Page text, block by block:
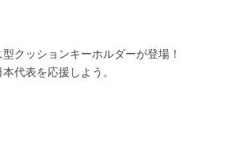
クッションキーホルダーが登場！
代表を応援しよう。